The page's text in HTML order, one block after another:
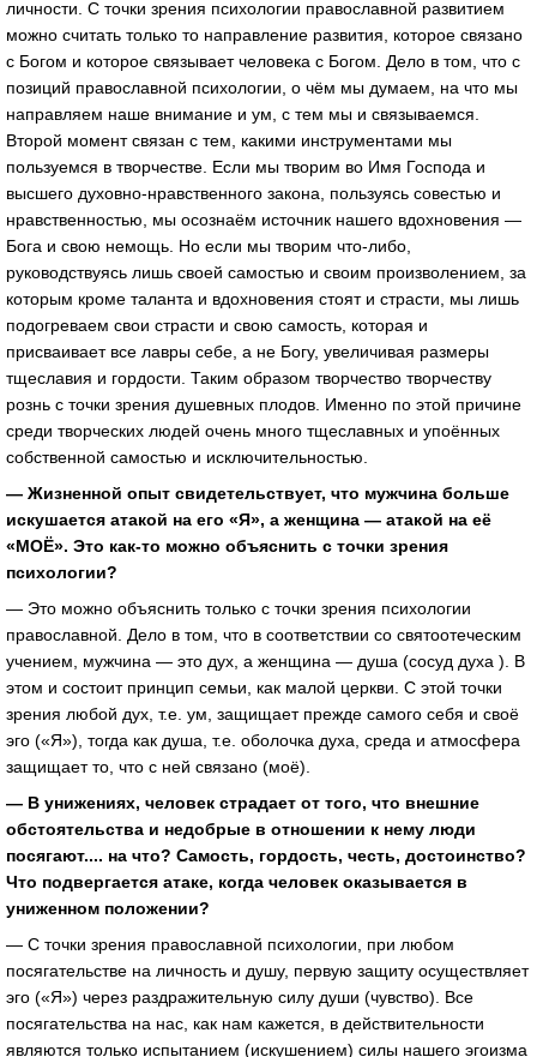
личности. С точки зрения психологии православной развитием
можно считать только то направление развития, которое связано
с Богом и которое связывает человека с Богом. Дело в том, что с
позиций православной психологии, о чём мы думаем, на что мы
направляем наше внимание и ум, с тем мы и связываемся.
Второй момент связан с тем, какими инструментами мы
пользуемся в творчестве. Если мы творим во Имя Господа и
высшего духовно-нравственного закона, пользуясь совестью и
нравственностью, мы осознаём источник нашего вдохновения —
Бога и свою немощь. Но если мы творим что-либо,
руководствуясь лишь своей самостью и своим произволением, за
которым кроме таланта и вдохновения стоят и страсти, мы лишь
подогреваем свои страсти и свою самость, которая и
присваивает все лавры себе, а не Богу, увеличивая размеры
тщеславия и гордости. Таким образом творчество творчеству
рознь с точки зрения душевных плодов. Именно по этой причине
среди творческих людей очень много тщеславных и упоённых
собственной самостью и исключительностью.
— Жизненной опыт свидетельствует, что мужчина больше
искушается атакой на его «Я», а женщина — атакой на её
«МОЁ». Это как-то можно объяснить с точки зрения
психологии?
— Это можно объяснить только с точки зрения психологии
православной. Дело в том, что в соответствии со святоотеческим
учением, мужчина — это дух, а женщина — душа (сосуд духа ). В
этом и состоит принцип семьи, как малой церкви. С этой точки
зрения любой дух, т.е. ум, защищает прежде самого себя и своё
эго («Я»), тогда как душа, т.е. оболочка духа, среда и атмосфера
защищает то, что с ней связано (моё).
— В унижениях, человек страдает от того, что внешние
обстоятельства и недобрые в отношении к нему люди
посягают.... на что? Самость, гордость, честь, достоинство?
Что подвергается атаке, когда человек оказывается в
униженном положении?
— С точки зрения православной психологии, при любом
посягательстве на личность и душу, первую защиту осуществляет
эго («Я») через раздражительную силу души (чувство). Все
посягательства на нас, как нам кажется, в действительности
являются только испытанием (искушением) силы нашего эгоизма